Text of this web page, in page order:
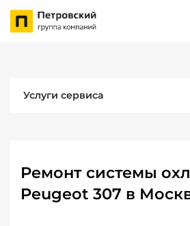
Услуги сервиса
Ремонт системы
Peugeot 307 в